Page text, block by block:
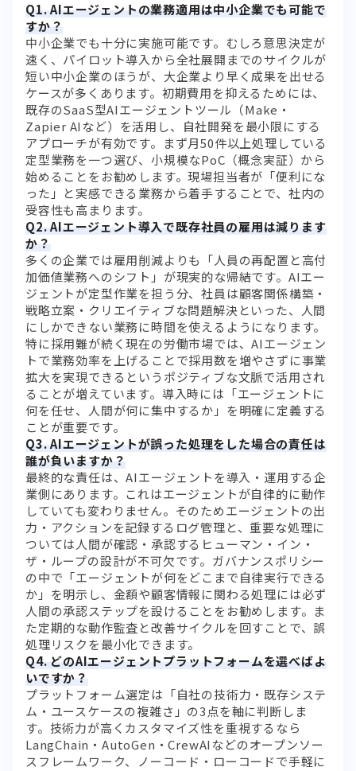
Q1. AIエージェントの業務適用は中小企業でも可能で
すか？
中小企業でも十分に実施可能です。むしろ意思決定が
速く、パイロット導入から全社展開までのサイクルが
短い中小企業のほうが、大企業より早く成果を出せる
ケースが多くあります。初期費用を抑えるためには、
既存のSaaS型AIエージェントツール（Make・
Zapier AIなど）を活用し、自社開発を最小限にする
アプローチが有効です。まず月50件以上処理している
定型業務を一つ選び、小規模なPoC（概念実証）から
始めることをお勧めします。現場担当者が「便利にな
った」と実感できる業務から着手することで、社内の
受容性も高まります。
Q2. AIエージェント導入で既存社員の雇用は減ります
か？
多くの企業では雇用削減よりも「人員の再配置と高付
加価値業務へのシフト」が現実的な帰結です。AIエー
ジェントが定型作業を担う分、社員は顧客関係構築・
戦略立案・クリエイティブな問題解決といった、人間
にしかできない業務に時間を使えるようになります。
特に採用難が続く現在の労働市場では、AIエージェン
トで業務効率を上げることで採用数を増やさずに事業
拡大を実現できるというポジティブな文脈で活用され
ることが増えています。導入時には「エージェントに
何を任せ、人間が何に集中するか」を明確に定義する
ことが重要です。
Q3. AIエージェントが誤った処理をした場合の責任は
誰が負いますか？
最終的な責任は、AIエージェントを導入・運用する企
業側にあります。これはエージェントが自律的に動作
していても変わりません。そのためエージェントの出
力・アクションを記録するログ管理と、重要な処理に
ついては人間が確認・承認するヒューマン・イン・
ザ・ループの設計が不可欠です。ガバナンスポリシー
の中で「エージェントが何をどこまで自律実行できる
か」を明示し、金額や顧客情報に関わる処理には必ず
人間の承認ステップを設けることをお勧めします。ま
た定期的な動作監査と改善サイクルを回すことで、誤
処理リスクを最小化できます。
Q4. どのAIエージェントプラットフォームを選べばよ
いですか？
プラットフォーム選定は「自社の技術力・既存システ
ム・ユースケースの複雑さ」の3点を軸に判断しま
す。技術力が高くカスタマイズ性を重視するなら
LangChain・AutoGen・CrewAIなどのオープンソー
スフレームワーク、ノーコード・ローコードで手軽に